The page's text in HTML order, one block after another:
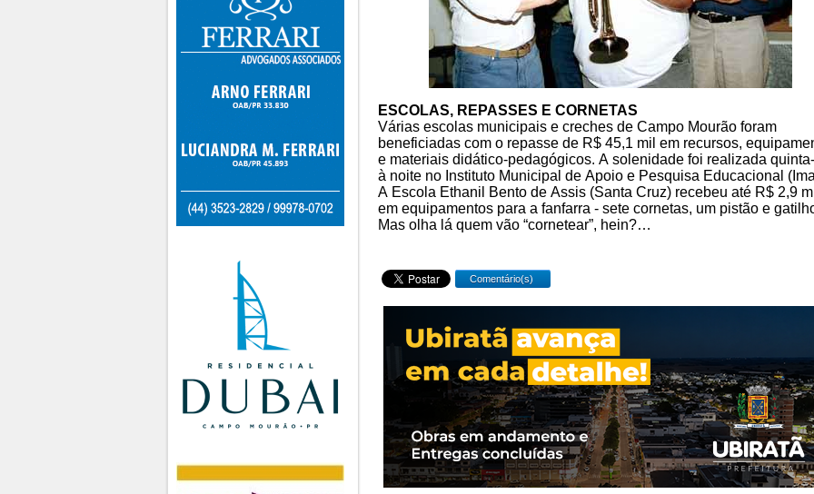
ESCOLAS, REPASSES E CORNETAS
Várias escolas municipais e creches de Campo Mourão foram
beneficiadas com o repasse de R$ 45,1 mil em recursos,
e materiais didático-pedagógicos. A solenidade foi realizada
à noite no Instituto Municipal de Apoio e Pesquisa Educacional
A Escola Ethanil Bento de Assis (Santa Cruz) recebeu até R$ 2,9
em equipamentos para a fanfarra - sete cornetas, um pistão e
Mas olha lá quem vão “cornetear”, hein?…
Comentário(s)